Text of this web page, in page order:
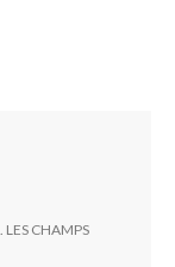
LES CHAMPS